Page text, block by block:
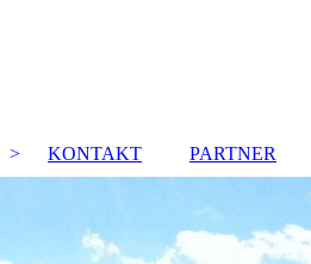
KONTAKT PARTNER